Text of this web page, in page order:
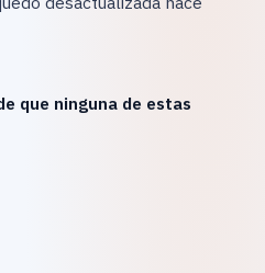
que ninguna de estas